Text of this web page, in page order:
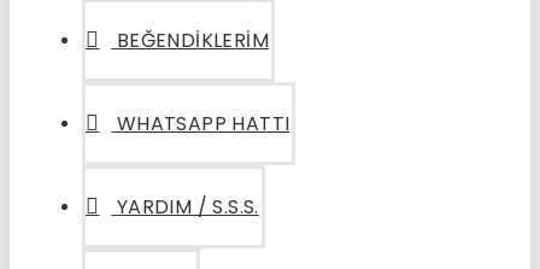
BEĞENDIKLERIM
WHATSAPP HATTI
YARDIM / S.S.S.